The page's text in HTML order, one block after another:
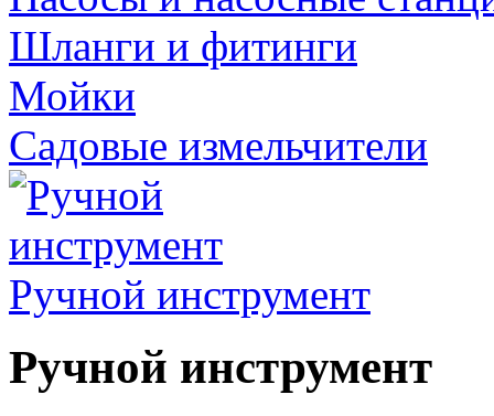
Шланги и фитинги
Мойки
Садовые измельчители
Ручной инструмент
Ручной инструмент